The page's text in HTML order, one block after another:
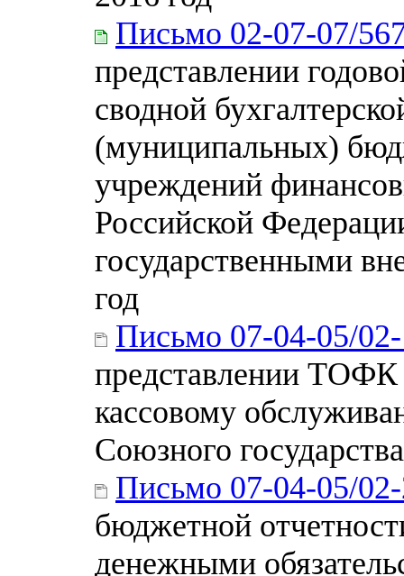
Письмо 02-07-07/
представлении
сводной
(муниципальных)
учреждений
Российской
государственными
год
Письмо 07-04-05/
представлении ТОФК
кассовому
Союзного государства
Письмо 07-04-05/
бюджетной
денежными